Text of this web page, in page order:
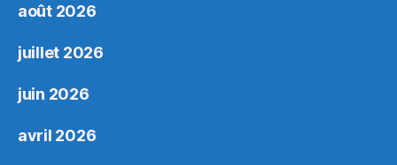
août 2026
juillet 2026
juin 2026
avril 2026